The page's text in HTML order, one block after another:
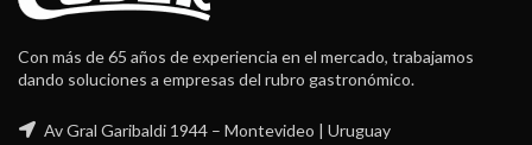
Con más de 65 años de experiencia en el mercado, trabajamos
dando soluciones a empresas del rubro gastronómico.
Av Gral Garibaldi 1944 – Montevideo | Uruguay